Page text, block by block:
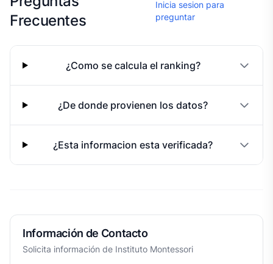
Frecuentes
Inicia sesion para
preguntar
¿Como se calcula el ranking?
¿De donde provienen los datos?
¿Esta informacion esta verificada?
Información de Contacto
Solicita información de Instituto Montessori